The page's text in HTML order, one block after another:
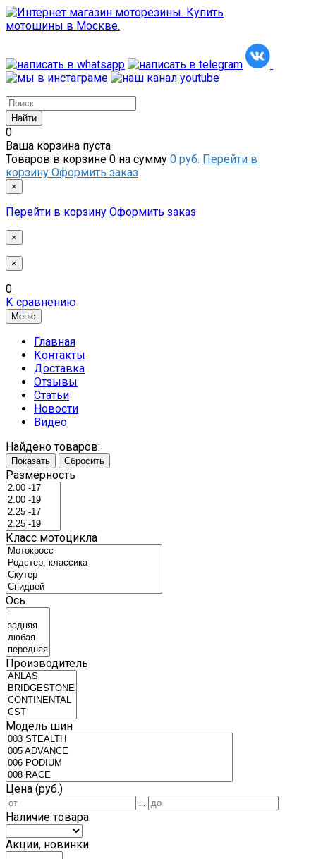
0
Ваша корзина пуста
Товаров в корзине 0 на сумму 0 руб. Перейти в
корзину Оформить заказ
×
Перейти в корзину Оформить заказ
×
×
0
К сравнению
Меню
Главная
Контакты
Доставка
Отзывы
Статьи
Новости
Видео
Найдено товаров:
Показать Сбросить
Размерность
Класс мотоцикла
Ось
Производитель
Модель шин
Цена (руб.)
...
Наличие товара
Акции, новинки